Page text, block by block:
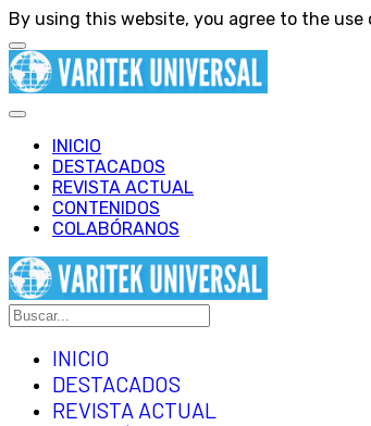
By using this website, you agree to the use
INICIO
DESTACADOS
REVISTA ACTUAL
CONTENIDOS
COLABÓRANOS
INICIO
DESTACADOS
REVISTA ACTUAL